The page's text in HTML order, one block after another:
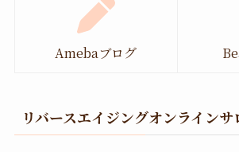
Amebaブログ
リバースエイジングオンラインサ